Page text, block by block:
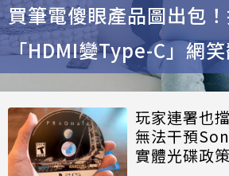
買筆電傻眼產品圖出包
「HDMI變Type-C」網
玩家連署也
無法干預
實體光碟政策